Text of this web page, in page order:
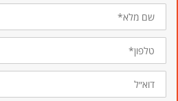
שם
מלא*
טלפון*
דוא״ל